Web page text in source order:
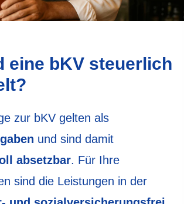
eine bKV steuerlich
zur bKV gelten als
und sind damit
absetzbar. Für Ihre
sind die Leistungen in der